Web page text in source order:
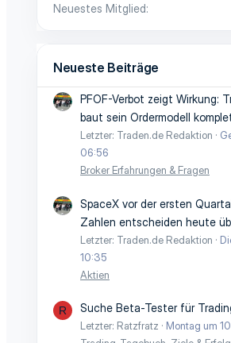
Neuestes Mitglied
Neueste Beiträge
PFOF-Verbot zeigt Wirkung:
baut sein Ordermodell
Letzter: Traden.de Redaktion
06:56
Broker Erfahrungen & Fragen
SpaceX vor der ersten
Zahlen entscheiden heute
Letzter: Traden.de Redaktion
10:35
Aktien
R Suche Beta-Tester für
Letzter: Ratzfratz
Montag um